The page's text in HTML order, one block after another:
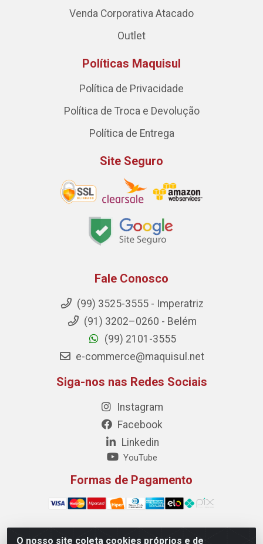
O nosso site coleta cookies próprios e de
Venda Corporativa Atacado
Outlet
Políticas Maquisul
Política de Privacidade
Política de Troca e Devolução
Política de Entrega
Site Seguro
Fale Conosco
(99) 3525-3555 - Imperatriz
(91) 3202–0260 - Belém
(99) 2101-3555
e-commerce@maquisul.net
Siga-nos nas Redes Sociais
Instagram
Facebook
Linkedin
YouTube
Formas de Pagamento